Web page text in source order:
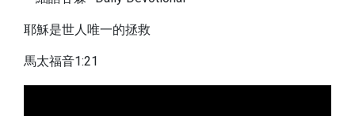
耶穌是世人唯一的拯救
馬太福音1:21